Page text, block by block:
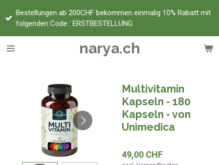
Zum
Hauptinhalt
narya.ch
Bestellungen ab 200CHF bekommen einmalig 10% Rabatt mit
folgenden Code : ERSTBESTELLUNG
Multivitamin
Kapseln - 180
Kapseln - von
Unimedica
49,00 CHF